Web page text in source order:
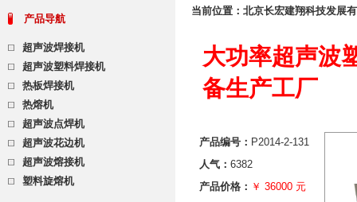
产品导航
超声波焊接机
超声波塑料焊接机
热板焊接机
热熔机
超声波点焊机
超声波花边机
超声波熔接机
塑料旋熔机
当前位置： 北京长宏建翔科技发展
大功率超声波
备生产工厂
产品编号： P2014-2-131
人气： 6382
产品价格： ￥ 36000 元